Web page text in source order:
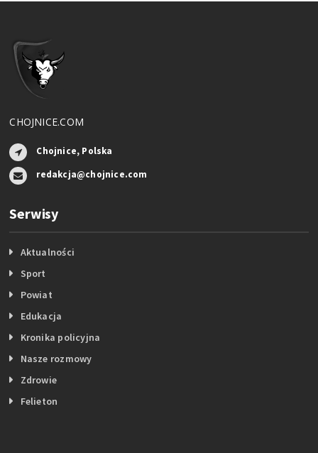
CHOJNICE.COM
Chojnice, Polska
redakcja@chojnice.com
Serwisy
Aktualności
Sport
Powiat
Edukacja
Kronika policyjna
Nasze rozmowy
Zdrowie
Felieton